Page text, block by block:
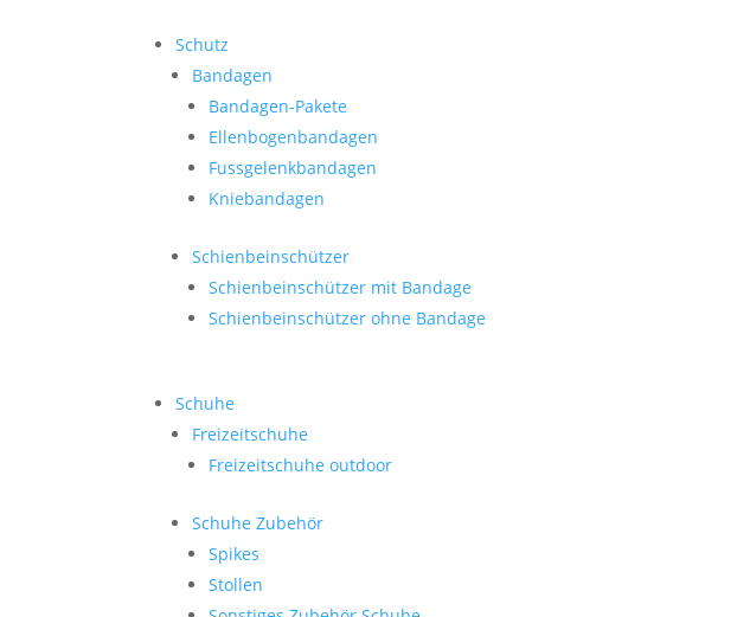
Schutz
Bandagen
Bandagen-Pakete
Ellenbogenbandagen
Fussgelenkbandagen
Kniebandagen
Schienbeinschützer
Schienbeinschützer mit Bandage
Schienbeinschützer ohne Bandage
Schuhe
Freizeitschuhe
Freizeitschuhe outdoor
Schuhe Zubehör
Spikes
Stollen